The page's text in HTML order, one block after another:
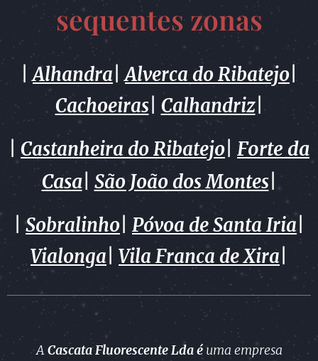
sequentes zonas
|Alhandra |Alverca do Ribatejo |
Cachoeiras Calhandriz|
Castanheira do Ribatejo Forte da
Casa| São João dos Montes
|Sobralinho Póvoa de Santa Iria
Vialonga Vila Franca de Xira
ACascata Fluorescente Lda éuma empresa